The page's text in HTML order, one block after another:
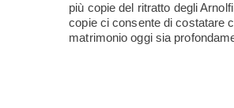
più copie del ritratto degli
copie ci consente di costatare
matrimonio oggi sia